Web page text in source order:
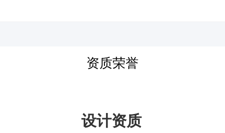
资质荣誉
设计资质